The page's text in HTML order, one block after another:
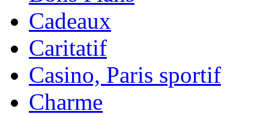
Cadeaux
Caritatif
Casino, Paris sportif
Charme